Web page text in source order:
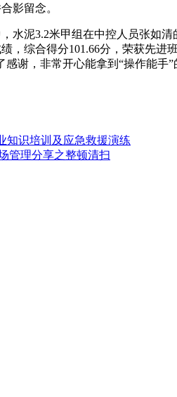
影留念。
水泥3.2米甲组在中控人员张如清
，综合得分101.66分，荣获先
感谢，非常开心能拿到“操作能手
知识培训及应急救援演练
管理分享之整顿清扫